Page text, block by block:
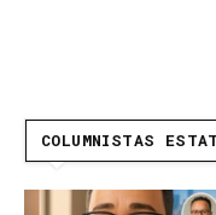
COLUMNISTAS